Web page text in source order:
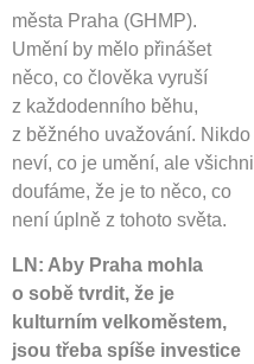
města Praha (GHMP).
Umění by mělo přinášet
něco, co člověka vyruší
z každodenního běhu,
z běžného uvažování. Nikdo
neví, co je umění, ale všichni
doufáme, že je to něco, co
není úplně z tohoto světa.
LN: Aby Praha mohla
o sobě tvrdit, že je
kulturním velkoměstem,
jsou třeba spíše investice